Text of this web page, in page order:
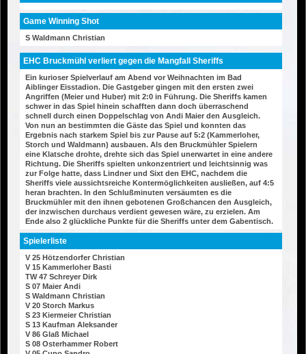
Game Winning Shot
S Waldmann Christian
EHC Bruckmühl verliert gegen die Mangfall Sheriffs
Ein kurioser Spielverlauf am Abend vor Weihnachten im Bad
Aiblinger Eisstadion. Die Gastgeber gingen mit den ersten zwei
Angriffen (Meier und Huber) mit 2:0 in Führung. Die Sheriffs kamen
schwer in das Spiel hinein schafften dann doch überraschend
schnell durch einen Doppelschlag von Andi Maier den Ausgleich.
Von nun an bestimmten die Gäste das Spiel und konnten das
Ergebnis nach starkem Spiel bis zur Pause auf 5:2 (Kammerloher,
Storch und Waldmann) ausbauen. Als den Bruckmühler Spielern
eine Klatsche drohte, drehte sich das Spiel unerwartet in eine andere
Richtung. Die Sheriffs spielten unkonzentriert und leichtsinnig was
zur Folge hatte, dass Lindner und Sixt den EHC, nachdem die
Sheriffs viele aussichtsreiche Kontermöglichkeiten ausließen, auf 4:5
heran brachten. In den Schlußminuten versäumten es die
Bruckmühler mit den ihnen gebotenen Großchancen den Ausgleich,
der inzwischen durchaus verdient gewesen wäre, zu erzielen. Am
Ende also 2 glückliche Punkte für die Sheriffs unter dem Gabentisch.
Spielerliste
V 25 Hötzendorfer Christian
V 15 Kammerloher Basti
TW 47 Schreyer Dirk
S 07 Maier Andi
S Waldmann Christian
V 20 Storch Markus
S 23 Kiermeier Christian
S 13 Kaufman Aleksander
V 86 Glaß Michael
S 08 Osterhammer Robert